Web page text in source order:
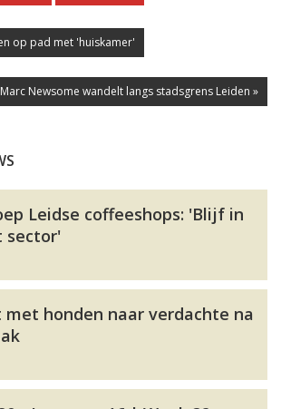
op pad met 'huiskamer'
Newsome wandelt langs stadsgrens Leiden »
Leidse coffeeshops: 'Blijf in
sector'
met honden naar verdachte na